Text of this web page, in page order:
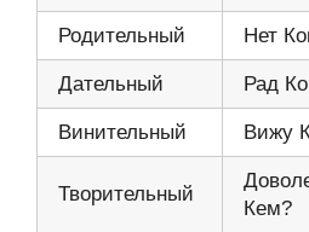
Родительный Нет
Дательный Рад
Винительный Вижу
Творительный
Кем?